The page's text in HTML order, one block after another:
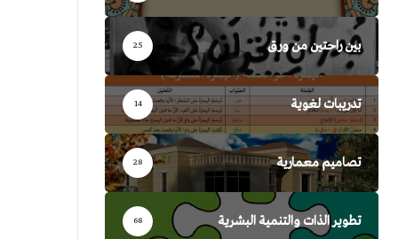
بين راحتين من ورق 25
تدريبات لغوية 14
تصاميم معمارية 28
تطوير الذات والتنمية البشرية 68